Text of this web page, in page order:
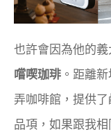
也許會因為他的
嚐喫珈琲 。距離
弄咖啡館，提供
品項，如果跟我